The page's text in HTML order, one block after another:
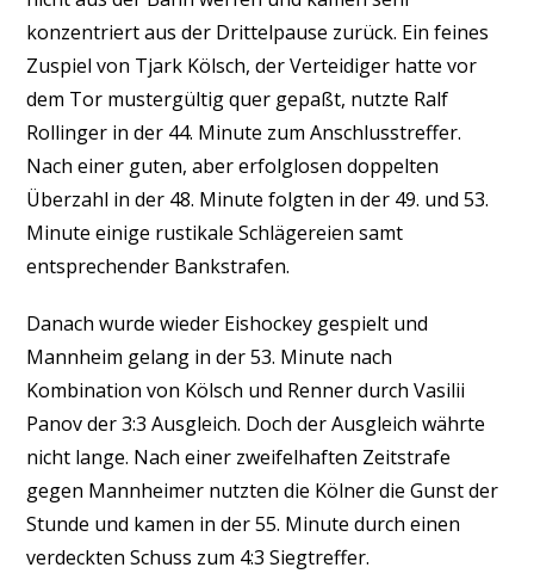
konzentriert aus der Drittelpause zurück. Ein feines
Zuspiel von Tjark Kölsch, der Verteidiger hatte vor
dem Tor mustergültig quer gepaßt, nutzte Ralf
Rollinger in der 44. Minute zum Anschlusstreffer.
Nach einer guten, aber erfolglosen doppelten
Überzahl in der 48. Minute folgten in der 49. und 53.
Minute einige rustikale Schlägereien samt
entsprechender Bankstrafen.
Danach wurde wieder Eishockey gespielt und
Mannheim gelang in der 53. Minute nach
Kombination von Kölsch und Renner durch Vasilii
Panov der 3:3 Ausgleich. Doch der Ausgleich währte
nicht lange. Nach einer zweifelhaften Zeitstrafe
gegen Mannheimer nutzten die Kölner die Gunst der
Stunde und kamen in der 55. Minute durch einen
verdeckten Schuss zum 4:3 Siegtreffer.